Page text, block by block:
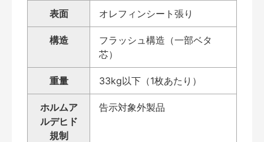
表面 オレフィンシート張り
構造
フラッシュ構造（一部ベタ
芯）
重量 33kg以下（1枚あたり）
ホルムア
ルデヒド
規制
告示対象外製品